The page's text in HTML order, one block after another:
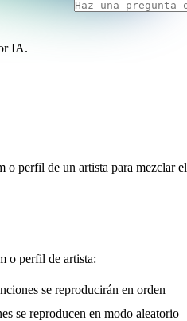
IA.
o perfil de un artista para mezclar el
o perfil de artista:
se reproducirán en orden
se reproducen en modo aleatorio